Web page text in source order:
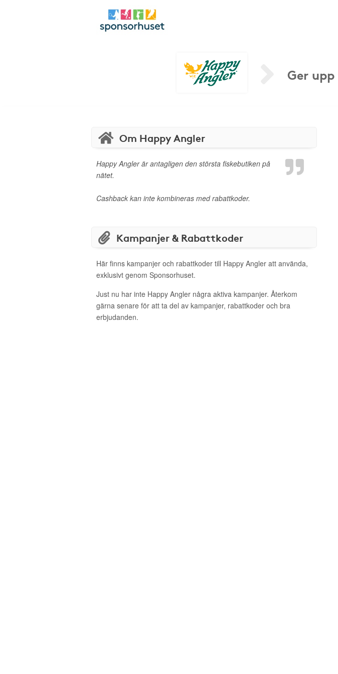
Ger
Om Happy Angler
Happy Angler är antagligen den största fiskebutiken på
nätet.
Cashback kan inte kombineras med rabattkoder.
Kampanjer & Rabattkoder
Här finns kampanjer och rabattkoder till Happy Angler att använda,
exklusivt genom Sponsorhuset.
Just nu har inte Happy Angler några aktiva kampanjer. Återkom
gärna senare för att ta del av kampanjer, rabattkoder och bra
erbjudanden.